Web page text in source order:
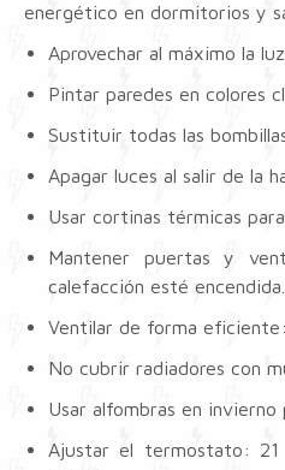
energético en dormitorios y
Aprovechar al máximo la
Pintar paredes en colores
Sustituir todas las
Apagar luces al salir de la
Usar cortinas térmicas
Mantener puertas y
calefacción esté encendida.
Ventilar de forma
No cubrir radiadores con
Usar alfombras en invierno
Ajustar el termostato: 21